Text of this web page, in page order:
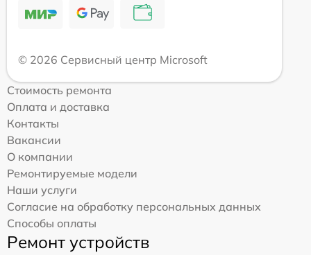
© 2026 Сервисный центр Microsoft
Стоимость ремонта
Оплата и доставка
Контакты
Вакансии
О компании
Ремонтируемые модели
Наши услуги
Согласие на обработку персональных данных
Способы оплаты
Ремонт устройств